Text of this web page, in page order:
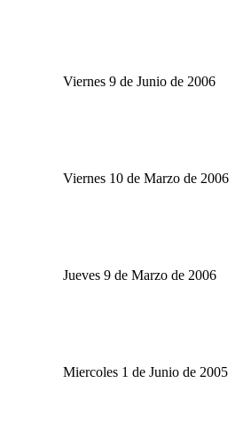
Viernes 9 de Junio de 2006
Viernes 10 de Marzo de 2006
Jueves 9 de Marzo de 2006
Miercoles 1 de Junio de 2005